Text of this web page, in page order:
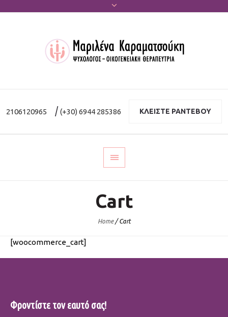
2106120965 |(+30) 6944 285386 ΚΛΕΙΣΤΕ ΡΑΝΤΕΒΟΥ
Cart
Home /Cart
[woocommerce_cart]
Φροντίστε τον εαυτό σας!